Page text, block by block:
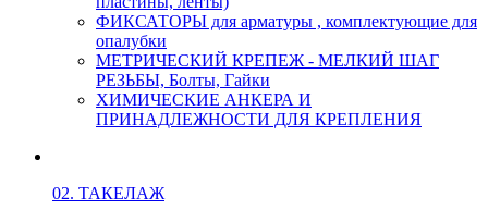
ФИКСАТОРЫ для арматуры , комплектующие для
опалубки
МЕТРИЧЕСКИЙ КРЕПЕЖ - МЕЛКИЙ ШАГ
РЕЗЬБЫ, Болты, Гайки
ХИМИЧЕСКИЕ АНКЕРА И
ПРИНАДЛЕЖНОСТИ ДЛЯ КРЕПЛЕНИЯ
02. ТАКЕЛАЖ